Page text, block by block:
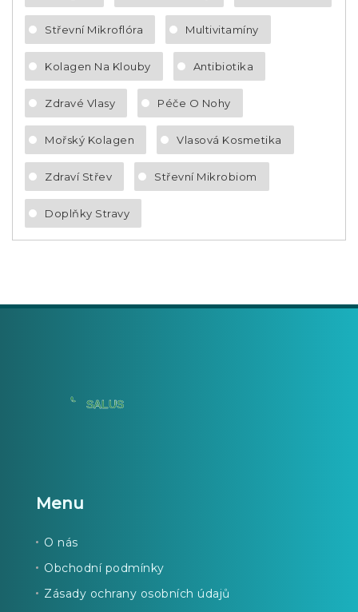
Střevní Mikroflóra Multivitamíny
Kolagen Na Klouby Antibiotika
Zdravé Vlasy Péče O Nohy
Mořský Kolagen Vlasová Kosmetika
Zdraví Střev Střevní Mikrobiom
Doplňky Stravy
Menu
O nás
Obchodní podmínky
Zásady ochrany osobních údajů